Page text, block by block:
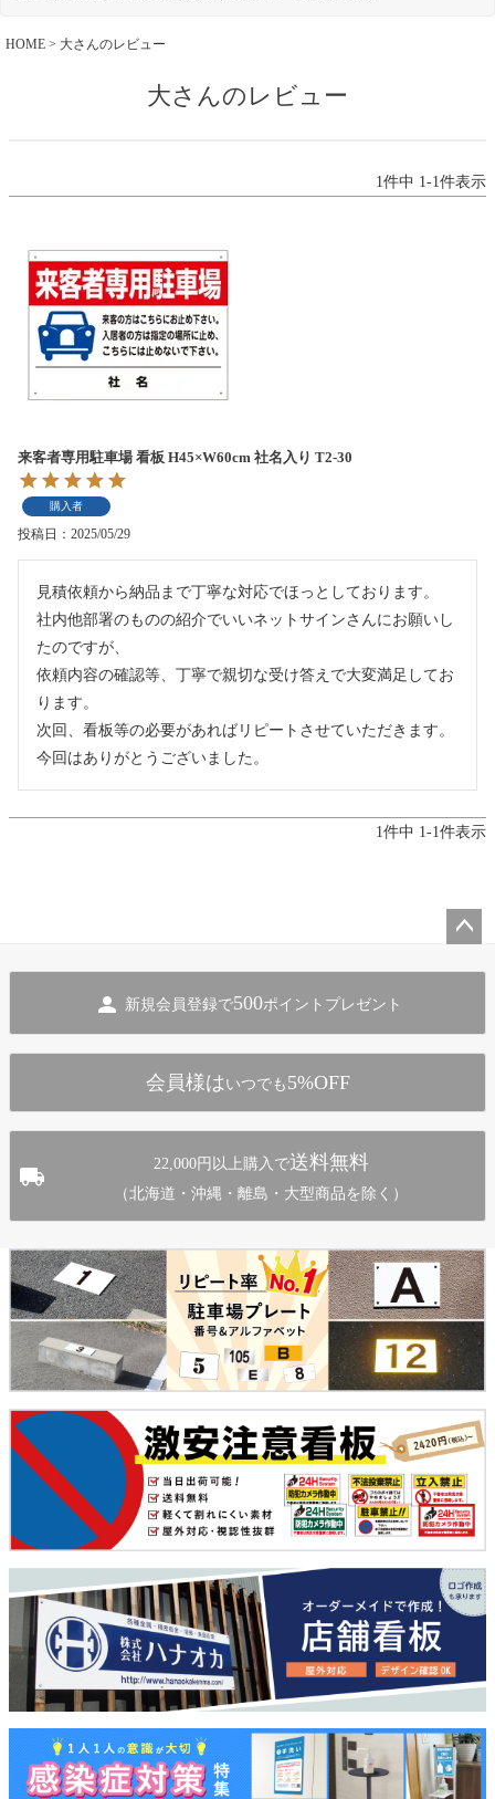
HOME 大さんのレビュー
大さんのレビュー
1件中 1-1件表示
来客者専用駐車場 看板 H45×W60cm 社名入り T2-30
購入者
投稿日 2025/05/29
見積依頼から納品まで丁寧な対応でほっとしております。
社内他部署のものの紹介でいいネットサインさんにお願いし
たのですが、
依頼内容の確認等、丁寧で親切な受け答えで大変満足してお
ります。
次回、看板等の必要があればリピートさせていただきます。
今回はありがとうございました。
1件中 1-1件表示
新規会員登録で500ポイントプレゼント
会員様は いつでも 5%OFF
22,000円以上購入で送料無料
（北海道・沖縄・離島・大型商品を除く）